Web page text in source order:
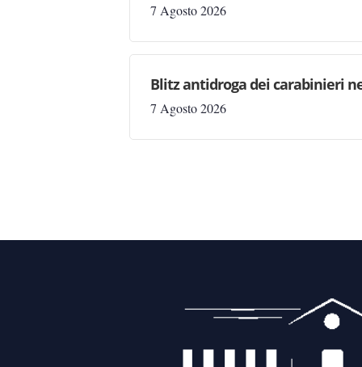
7 Agosto 2026
Blitz antidroga dei carabinieri
7 Agosto 2026